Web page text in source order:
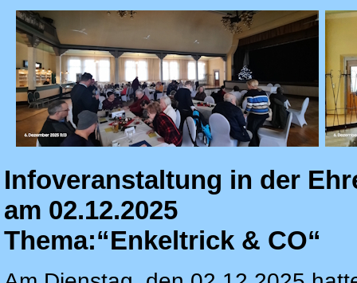
Infoveranstaltung in der
am 02.12.2025
Thema:“Enkeltrick & CO“